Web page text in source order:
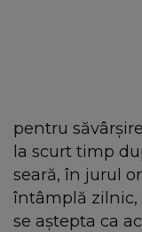
pentru
la scurt timp
seară, în jurul
întâmplă zilnic,
se aștepta ca